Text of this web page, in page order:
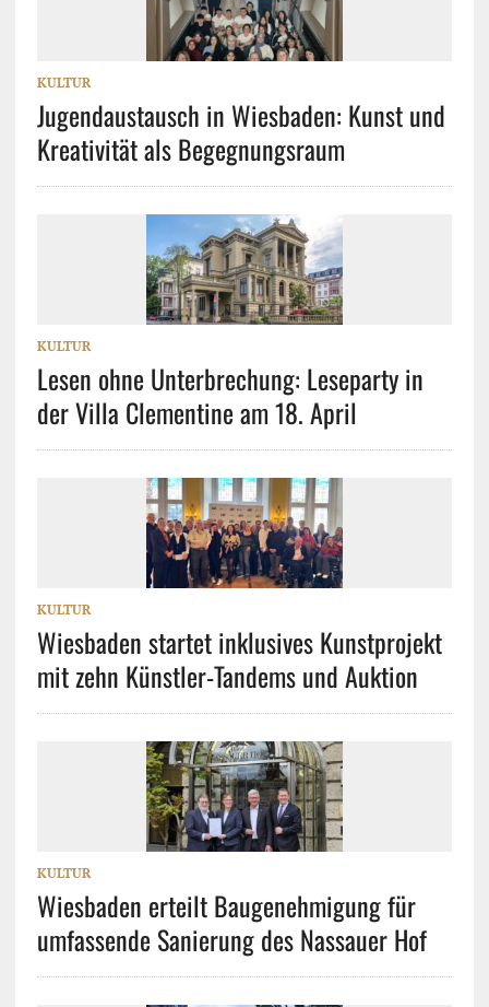
KULTUR
Jugendaustausch in Wiesbaden: Kunst und
Kreativität als Begegnungsraum
KULTUR
Lesen ohne Unterbrechung: Leseparty in
der Villa Clementine am 18. April
KULTUR
Wiesbaden startet inklusives Kunstprojekt
mit zehn Künstler-Tandems und Auktion
KULTUR
Wiesbaden erteilt Baugenehmigung für
umfassende Sanierung des Nassauer Hof